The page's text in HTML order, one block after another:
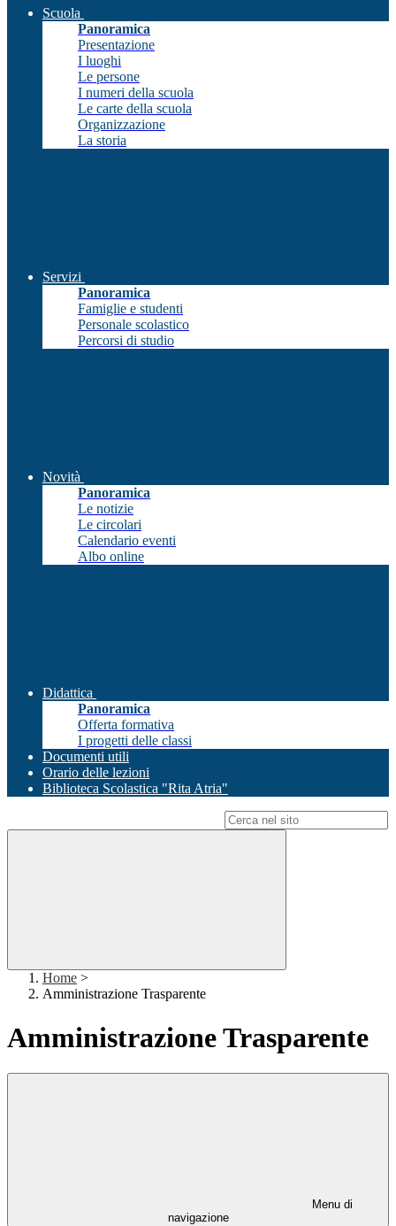
Scuola
Panoramica
Presentazione
I luoghi
Le persone
I numeri della scuola
Le carte della scuola
Organizzazione
La storia
Servizi
Panoramica
Famiglie e studenti
Personale scolastico
Percorsi di studio
Novità
Panoramica
Le notizie
Le circolari
Calendario eventi
Albo online
Didattica
Panoramica
Offerta formativa
I progetti delle classi
Documenti utili
Orario delle lezioni
Biblioteca Scolastica "Rita Atria"
Home >
Amministrazione Trasparente
Amministrazione Trasparente
Menu di
navigazione